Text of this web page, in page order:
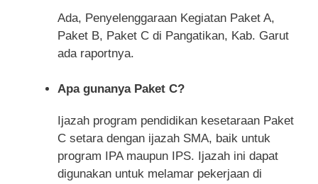
Ada, Penyelenggaraan Kegiatan Paket A,
Paket B, Paket C di Pangatikan, Kab. Garut
ada raportnya.
Apa gunanya Paket C?
Ijazah program pendidikan kesetaraan Paket
C setara dengan ijazah SMA, baik untuk
program IPA maupun IPS. Ijazah ini dapat
digunakan untuk melamar pekerjaan di